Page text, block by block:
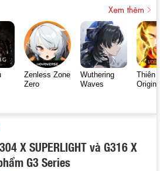
Xem thêm
Zenless Zone
Zero
Wuthering
Waves
Thiên
Origin
X SUPERLIGHT và G316 X
G3 Series